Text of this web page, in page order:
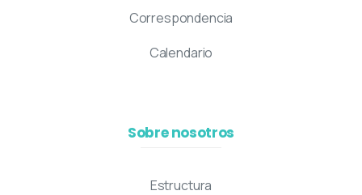
Correspondencia
Calendario
Sobre nosotros
Estructura